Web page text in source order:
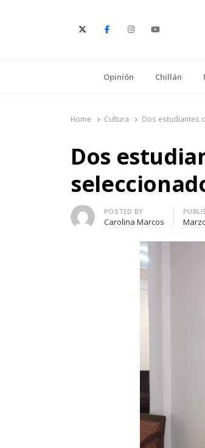
Opinión Chillán
Home Cultura Dos estudiantes
Dos
Author
POSTED BY
Carolina Marcos